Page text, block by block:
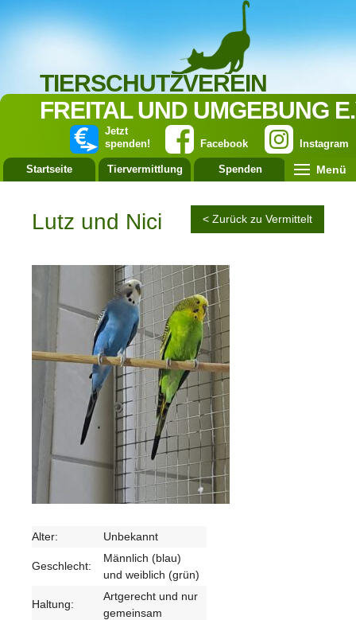
TIERSCHUTZVEREIN
FREITAL UND UMGEBUNG
Instagram
Facebook
Jetzt
spenden!
Startseite Tiervermittlung Spenden Menü
Lutz und Nici < Zurück zu Vermittelt
Alter: Unbekannt
Geschlecht:
Männlich (blau)
und weiblich (grün)
Haltung:
Artgerecht und nur
gemeinsam